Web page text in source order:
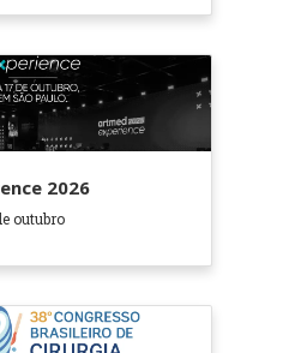
2026
outubro